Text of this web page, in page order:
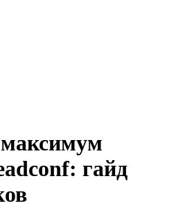
гайд